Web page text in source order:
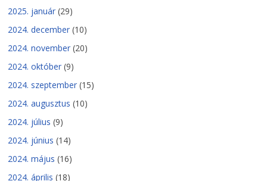
2025. január (29)
2024. december (10)
2024. november (20)
2024. október (9)
2024. szeptember (15)
2024. augusztus (10)
2024. július (9)
2024. június (14)
2024. május (16)
2024. április (18)